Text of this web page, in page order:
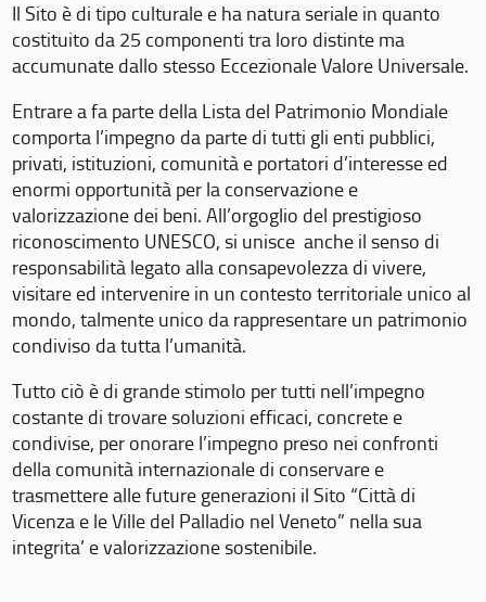
Il Sito è di tipo culturale e ha natura seriale in quanto
costituito da 25 componenti tra loro distinte ma
accumunate dallo stesso Eccezionale Valore Universale.
Entrare a fa parte della Lista del Patrimonio Mondiale
comporta l’impegno da parte di tutti gli enti pubblici,
privati, istituzioni, comunità e portatori d’interesse ed
enormi opportunità per la conservazione e
valorizzazione dei beni. All’orgoglio del prestigioso
riconoscimento UNESCO, si unisce anche il senso di
responsabilità legato alla consapevolezza di vivere,
visitare ed intervenire in un contesto territoriale unico al
mondo, talmente unico da rappresentare un patrimonio
condiviso da tutta l’umanità.
Tutto ciò è di grande stimolo per tutti nell’impegno
costante di trovare soluzioni efficaci, concrete e
condivise, per onorare l’impegno preso nei confronti
della comunità internazionale di conservare e
trasmettere alle future generazioni il Sito “Città di
Vicenza e le Ville del Palladio nel Veneto” nella sua
integrita’ e valorizzazione sostenibile.